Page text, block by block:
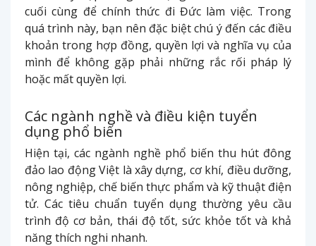
cuối cùng để chính thức đi Đức làm việc. Trong
quá trình này, bạn nên đặc biệt chú ý đến các điều
khoản trong hợp đồng, quyền lợi và nghĩa vụ của
mình để không gặp phải những rắc rối pháp lý
hoặc mất quyền lợi.
Các ngành nghề và điều kiện tuyển
dụng phổ biến
Hiện tại, các ngành nghề phổ biến thu hút đông
đảo lao động Việt là xây dựng, cơ khí, điều dưỡng,
nông nghiệp, chế biến thực phẩm và kỹ thuật điện
tử. Các tiêu chuẩn tuyển dụng thường yêu cầu
trình độ cơ bản, thái độ tốt, sức khỏe tốt và khả
năng thích nghi nhanh.